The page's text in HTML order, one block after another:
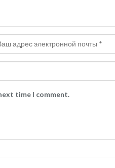
time I comment.